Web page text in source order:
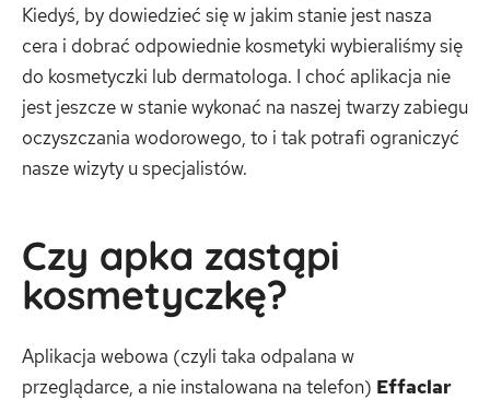
Kiedyś, by dowiedzieć się w jakim stanie jest nasza
cera i dobrać odpowiednie kosmetyki wybieraliśmy się
do kosmetyczki lub dermatologa. I choć aplikacja nie
jest jeszcze w stanie wykonać na naszej twarzy zabiegu
oczyszczania wodorowego, to i tak potrafi ograniczyć
nasze wizyty u specjalistów.
Czy apka zastąpi
kosmetyczkę?
Aplikacja webowa (czyli taka odpalana w
przeglądarce, a nie instalowana na telefon) Effaclar